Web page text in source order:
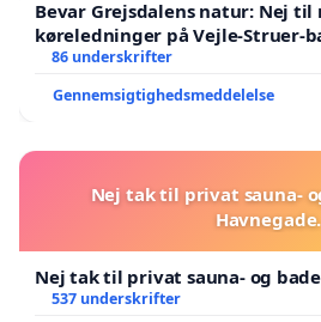
Mathilde Kastbjerg - Det
Emil_Sloth_Andersen@kk.dk
Harun Demirtas - Socialistisk
Harun_Demirtas@kk.dk
Rasmus Steenberger -
Rasmus_Steenberger@kk.dk
Bevar Grejsdalens natur: Nej til
køreledninger på Vejle-Struer-
86 underskrifter
Gennemsigtighedsmeddelelse
Nej tak til privat sauna-
Havnegade.
Nej tak til privat sauna- og
537 underskrifter